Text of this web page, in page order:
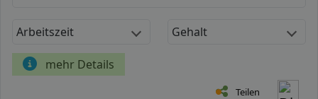
Arbeitszeit Gehalt
mehr Details
Teilen